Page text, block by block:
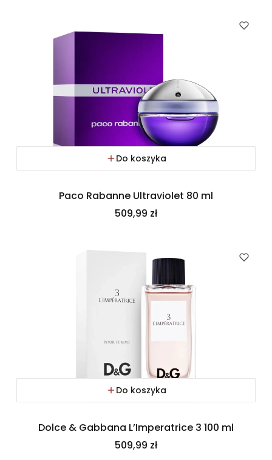
Do koszyka
Paco Rabanne Ultraviolet 80 ml
Cena
509,99 zł
Do koszyka
Dolce & Gabbana L’Imperatrice 3 100 ml
Cena
509,99 zł